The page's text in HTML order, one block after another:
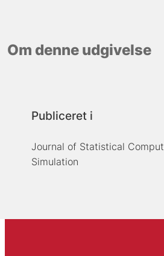
Om denne udgivelse
Publiceret i
Journal of Statistical
Simulation